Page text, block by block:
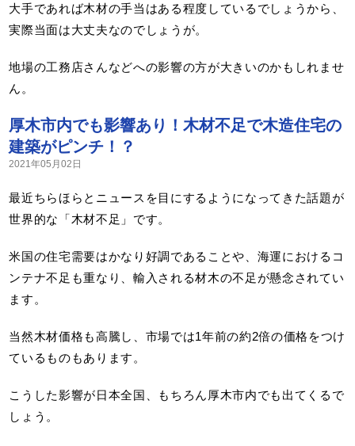
大手であれば木材の手当はある程度しているでしょうから、
実際当面は大丈夫なのでしょうが。
地場の工務店さんなどへの影響の方が大きいのかもしれませ
ん。
厚木市内でも影響あり！木材不足で木造住宅の
建築がピンチ！？
2021年05月02日
最近ちらほらとニュースを目にするようになってきた話題が
世界的な「木材不足」です。
米国の住宅需要はかなり好調であることや、海運におけるコ
ンテナ不足も重なり、輸入される材木の不足が懸念されてい
ます。
当然木材価格も高騰し、市場では1年前の約2倍の価格をつけ
ているものもあります。
こうした影響が日本全国、もちろん厚木市内でも出てくるで
しょう。